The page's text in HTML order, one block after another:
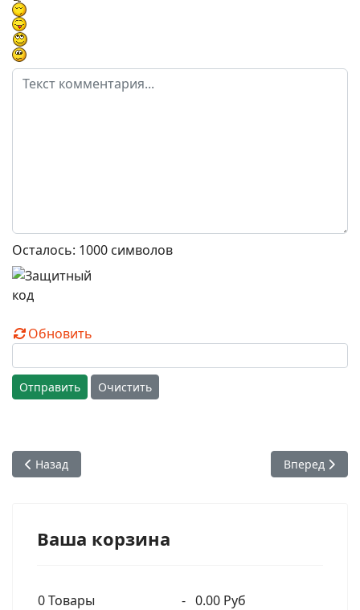
Осталось: 1000 символов
Обновить
Отправить Очистить
Предыдущий: Садапута дас (Ричард Томпсон) - Тайны
Назад Следующий:
Вперед
Ваша корзина
0Товары - 0.00 Руб